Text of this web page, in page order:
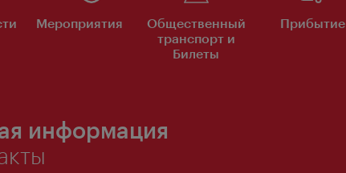
Мероприятия
Общественный
транспорт и
Билеты
Прибытие
информация